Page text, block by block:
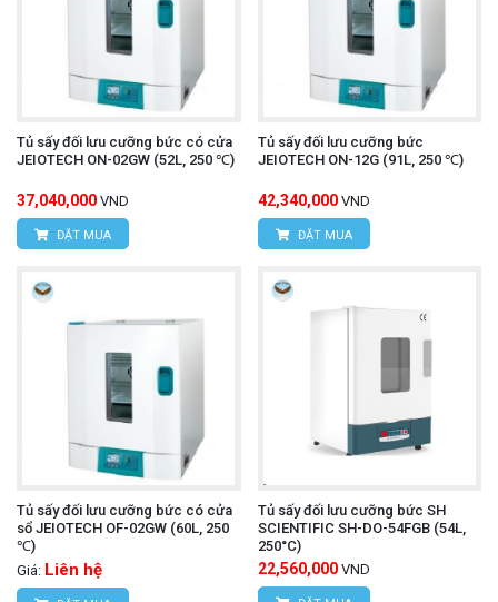
Tủ sấy đối lưu cưỡng bức có cửa
JEIOTECH ON-02GW (52L, 250 ℃)
37,040,000 VND
ĐẶT MUA
Tủ sấy đối lưu cưỡng bức
JEIOTECH ON-12G (91L, 250 ℃)
42,340,000 VND
ĐẶT MUA
Tủ sấy đối lưu cưỡng bức có cửa
sổ JEIOTECH OF-02GW (60L, 250
℃)
Giá: Liên hệ
Tủ sấy đối lưu cưỡng bức SH
SCIENTIFIC SH-DO-54FGB (54L,
250°C)
22,560,000 VND